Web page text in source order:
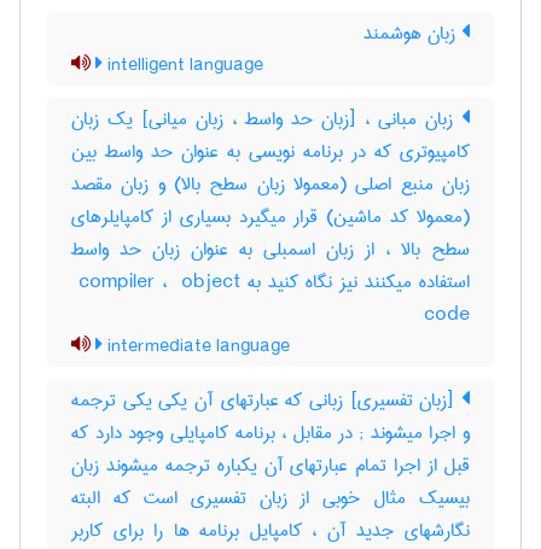
زبان هوشمند
intelligent language
زبان مبانی ، [زبان حد واسط ، زبان میانی] یک زبان
کامپیوتری که در برنامه نویسی به عنوان حد واسط بین
زبان منبع اصلی (معمولا زبان سطح بالا) و زبان مقصد
(معمولا کد ماشین) قرار میگیرد بسیاری از کامپایلرهای
سطح بالا ، از زبان اسمبلی به عنوان زبان حد واسط
استفاده میکنند نیز نگاه کنید به ‎ compiler ، ‎ object
code
intermediate language
[زبان تفسیری] زبانی که عبارتهای آن یکی یکی ترجمه
و اجرا میشوند‎ ; در مقابل ، برنامه کامپایلی وجود دارد که
قبل از اجرا تمام عبارتهای آن یکباره ترجمه میشوند زبان
بیسیک مثال خوبی از زبان تفسیری است که البته
نگارشهای جدید آن ، کامپایل برنامه ها را برای کاربر